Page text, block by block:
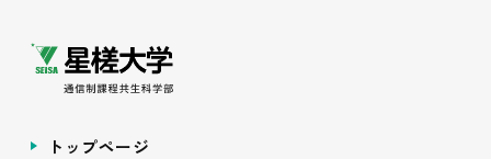
トップページ